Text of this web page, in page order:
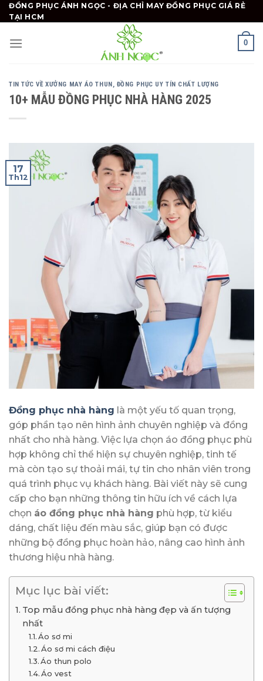
Skip
to
ĐỒNG PHỤC ÁNH NGỌC - ĐỊA CHỈ MAY ĐỒNG PHỤC GIÁ RẺ
TẠI HCM
0
TIN TỨC VỀ XƯỞNG MAY ÁO THUN, ĐỒNG PHỤC UY TÍN CHẤT LƯỢNG
10+ MẪU ĐỒNG PHỤC NHÀ HÀNG 2025
17
Th12
Đồng phục nhà hàng là một yếu tố quan trọng,
góp phần tạo nên hình ảnh chuyên nghiệp và đồng
nhất cho nhà hàng. Việc lựa chọn áo đồng phục phù
hợp không chỉ thể hiện sự chuyên nghiệp, tinh tế
mà còn tạo sự thoải mái, tự tin cho nhân viên trong
quá trình phục vụ khách hàng. Bài viết này sẽ cung
cấp cho bạn những thông tin hữu ích về cách lựa
chọn áo đồng phục nhà hàng phù hợp, từ kiểu
dáng, chất liệu đến màu sắc, giúp bạn có được
những bộ đồng phục hoàn hảo, nâng cao hình ảnh
thương hiệu nhà hàng.
Mục lục bài viết:
Top mẫu đồng phục nhà hàng đẹp và ấn tượng
nhất
Áo sơ mi
Áo sơ mi cách điệu
Áo thun polo
Áo vest